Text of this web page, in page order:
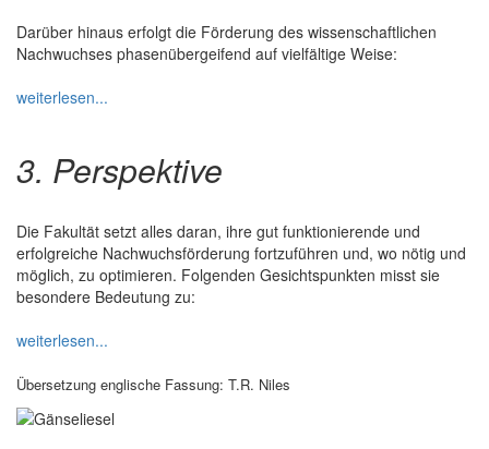
Darüber hinaus erfolgt die Förderung des wissenschaftlichen
Nachwuchses phasenübergeifend auf vielfältige Weise:
weiterlesen...
3. Perspektive
Die Fakultät setzt alles daran, ihre gut funktionierende und
erfolgreiche Nachwuchsförderung fortzuführen und, wo nötig und
möglich, zu optimieren. Folgenden Gesichtspunkten misst sie
besondere Bedeutung zu:
weiterlesen...
Übersetzung englische Fassung: T.R. Niles